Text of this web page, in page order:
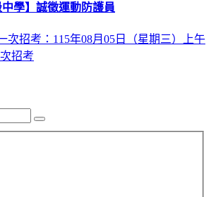
中學】誠徵運動防護員
次招考：115年08月05日（星期三）上午
招考